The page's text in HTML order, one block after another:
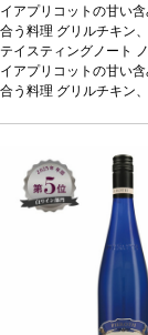
イアプリコットの甘い
合う料理 グリルチキン
※ボトル正面ラベルの数
す。 ※こちらの商品は
す。*本ヴィンテージが
テイスティングノート
イアプリコットの甘い
合う料理 グリルチキン
*本ヴィンテージ
次のヴィンテージに変